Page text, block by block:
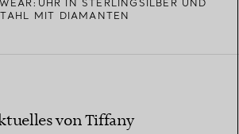
IN STERLINGSILBER UND
MIT DIAMANTEN
von Tiffany